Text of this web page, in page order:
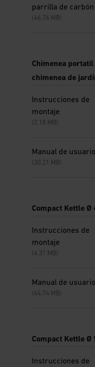
parrilla de carbón
(46.76 MB)
Chimenea
chimenea de
Instrucciones de
montaje
(2.18 MB)
Manual de usuario
(30.21 MB)
Compact Kettle Ø
Instrucciones de
montaje
(4.31 MB)
Manual de usuario
(44.74 MB)
Compact Kettle Ø
Instrucciones de